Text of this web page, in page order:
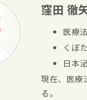
窪田 徹
医療
くぼ
日本
現在、医療
る。